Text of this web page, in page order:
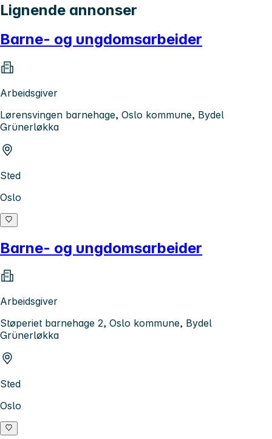
Lignende annonser
Barne- og ungdomsarbeider
Arbeidsgiver
Lørensvingen barnehage, Oslo kommune, Bydel
Grünerløkka
Sted
Oslo
Barne- og ungdomsarbeider
Arbeidsgiver
Støperiet barnehage 2, Oslo kommune, Bydel
Grünerløkka
Sted
Oslo